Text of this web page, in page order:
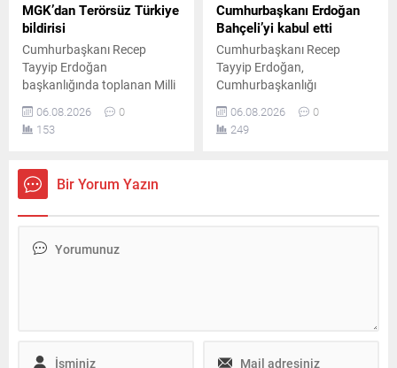
MGK’dan Terörsüz Türkiye
bildirisi
Cumhurbaşkanı Recep
Tayyip Erdoğan
başkanlığında toplanan Milli
Güvenlik Kurulu'nun
ardından yayımlanan
bildiride, "Terörsüz Türkiye"
hedeflerine yönelik
çalışmaların kararlılıkla
06.08.2026
0
153
Cumhurbaşkanı Erdoğan
Bahçeli’yi kabul etti
Cumhurbaşkanı Recep
Tayyip Erdoğan,
Cumhurbaşkanlığı
Külliyesi'nde MHP Genel
Başkanı Devlet Bahçeli ile bir
araya geldi. Yaklaşık 45
06.08.2026
0
249
Bir Yorum Yazın